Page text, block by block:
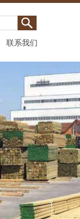
联系我们